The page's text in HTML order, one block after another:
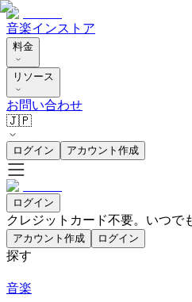
音楽インストア
料金
リソース
お問い合わせ
🇯🇵
ログイン アカウント作成
ログイン
クレジットカード不要。いつで
アカウント作成 ログイン
探す
音楽